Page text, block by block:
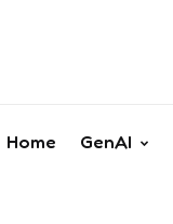
Home GenAI